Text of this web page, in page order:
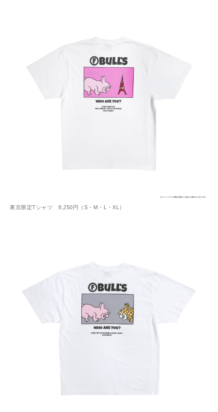
東京限定Tシャツ 8,250円（S・M・L・XL）